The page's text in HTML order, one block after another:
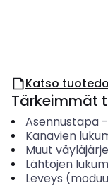
Katso
Tärkeimmät
Asennustapa-
Kanavien
Muut
Lähtöjen
Leveys